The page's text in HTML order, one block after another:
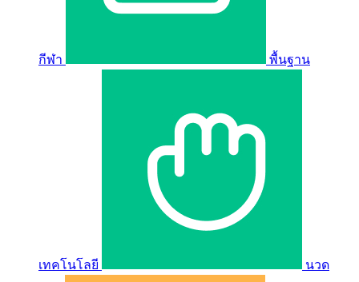
กีฬา พื้นฐาน
เทคโนโลยี นวด